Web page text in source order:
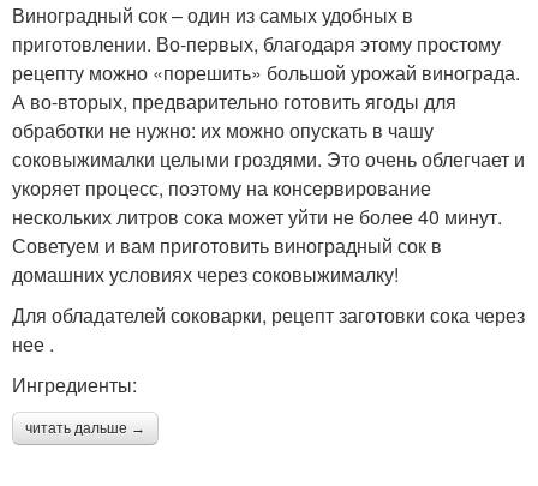
Виноградный сок – один из самых удобных в
приготовлении. Во-первых, благодаря этому простому
рецепту можно «порешить» большой урожай винограда.
А во-вторых, предварительно готовить ягоды для
обработки не нужно: их можно опускать в чашу
соковыжималки целыми гроздями. Это очень облегчает и
укоряет процесс, поэтому на консервирование
нескольких литров сока может уйти не более 40 минут.
Советуем и вам приготовить виноградный сок в
домашних условиях через соковыжималку!
Для обладателей соковарки, рецепт заготовки сока через
нее .
Ингредиенты:
читать дальше →